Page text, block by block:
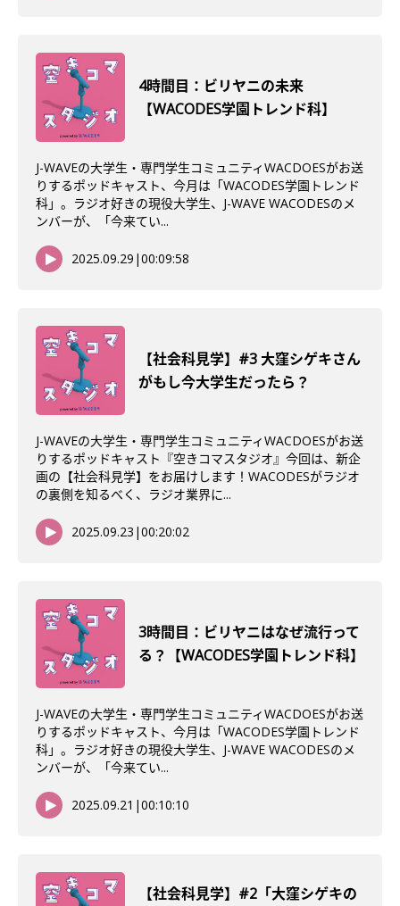
4時間目：ビリヤニの未来
【WACODES学園トレンド科】
J-WAVEの大学生・専門学生コミュニティWACDOESがお送
りするポッドキャスト、今月は「WACODES学園トレンド
科」。ラジオ好きの現役大学生、J-WAVE WACODESのメ
ンバーが、「今来てい...
2025.09.29 |00:09:58
【社会科見学】#3 大窪シゲキさん
がもし今大学生だったら？
J-WAVEの大学生・専門学生コミュニティWACDOESがお送
りするポッドキャスト『空きコマスタジオ』今回は、新企
画の【社会科見学】をお届けします！WACODESがラジオ
の裏側を知るべく、ラジオ業界に...
2025.09.23 |00:20:02
3時間目：ビリヤニはなぜ流行って
る？【WACODES学園トレンド科】
J-WAVEの大学生・専門学生コミュニティWACDOESがお送
りするポッドキャスト、今月は「WACODES学園トレンド
科」。ラジオ好きの現役大学生、J-WAVE WACODESのメ
ンバーが、「今来てい...
2025.09.21 |00:10:10
【社会科見学】#2「大窪シゲキの